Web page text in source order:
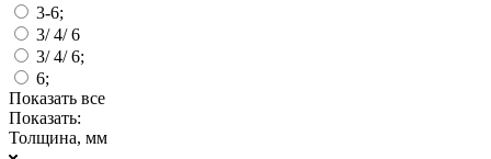
3-6;
3/ 4/ 6
3/ 4/ 6;
6;
Показать все
Показать:
Толщина, мм